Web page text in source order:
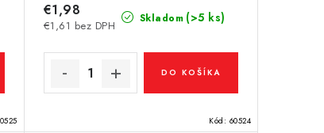
Skladom (>5 ks)
€1,61 bez DPH
€1,98
DO KOŠÍKA
Kód: 60524